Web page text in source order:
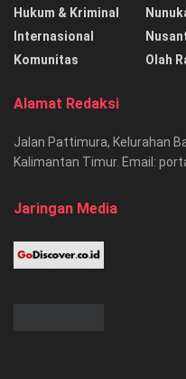
Hukum & Kriminal
Internasional
Komunitas
Olah
Alamat Redaksi
Jalan Pattimura, Kelurahan
Kalimantan Timur. Email:
Jaringan Media